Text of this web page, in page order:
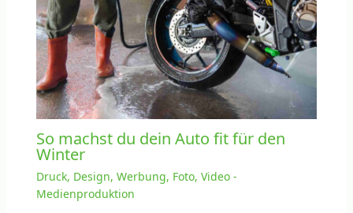
So machst du dein Auto fit für den
Winter
Druck, Design, Werbung, Foto, Video -
Medienproduktion